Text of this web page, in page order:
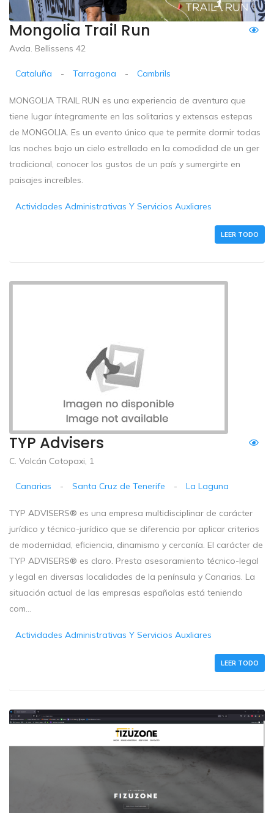
Mongolia Trail Run
Avda. Bellissens 42
Cataluña - Tarragona - Cambrils
MONGOLIA TRAIL RUN es una experiencia de aventura que
tiene lugar íntegramente en las solitarias y extensas estepas
de MONGOLIA. Es un evento único que te permite dormir todas
las noches bajo un cielo estrellado en la comodidad de un ger
tradicional, conocer los gustos de un país y sumergirte en
paisajes increíbles.
Actividades Administrativas Y Servicios Auxliares
LEER TODO
TYP Advisers
C. Volcán Cotopaxi, 1
Canarias - Santa Cruz de Tenerife - La Laguna
TYP ADVISERS® es una empresa multidisciplinar de carácter
jurídico y técnico-jurídico que se diferencia por aplicar criterios
de modernidad, eficiencia, dinamismo y cercanía. El carácter de
TYP ADVISERS® es claro. Presta asesoramiento técnico-legal
y legal en diversas localidades de la península y Canarias. La
situación actual de las empresas españolas está teniendo
com...
Actividades Administrativas Y Servicios Auxliares
LEER TODO